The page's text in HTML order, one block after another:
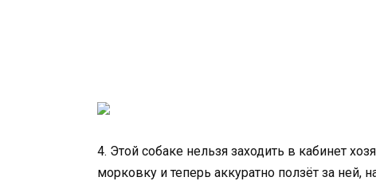
4. Этой собаке нельзя заходить в кабинет
морковку и теперь аккуратно ползёт за ней,